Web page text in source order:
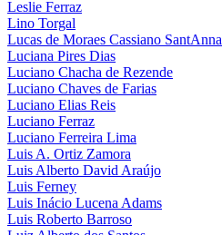
Leslie Ferraz
Lino Torgal
Lucas de Moraes Cassiano SantAnna
Luciana Pires Dias
Luciano Chacha de Rezende
Luciano Chaves de Farias
Luciano Elias Reis
Luciano Ferraz
Luciano Ferreira Lima
Luis A. Ortiz Zamora
Luis Alberto David Araújo
Luis Ferney
Luis Inácio Lucena Adams
Luis Roberto Barroso